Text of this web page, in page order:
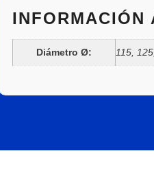
INFORMACIÓN
Diámetro Ø: 115,